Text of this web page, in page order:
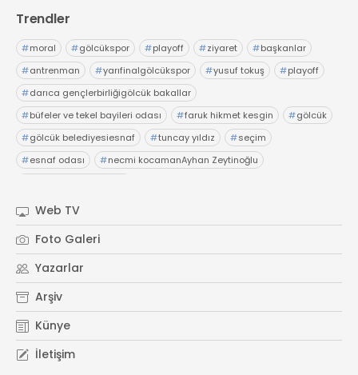
Trendler
#moral #gölcükspor #playoff #ziyaret #başkanlar
#antrenman #yarıfinalgölcükspor #yusuf tokuş #playoff
#darıca gençlerbirliğigölcük bakallar
#büfeler ve tekel bayileri odası #faruk hikmet kesgin #gölcük
#gölcük belediyesiesnaf #tuncay yıldız #seçim
#esnaf odası #necmi kocamanAyhan Zeytinoğlu
Web TV
Foto Galeri
Yazarlar
Arşiv
Künye
İletişim